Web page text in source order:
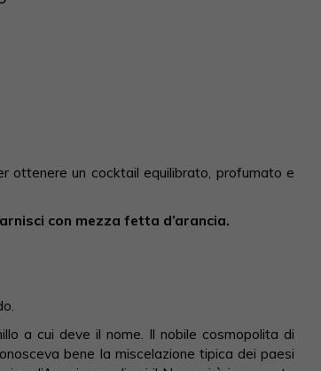
ottenere un cocktail equilibrato, profumato e
con mezza fetta d’arancia.
a cui deve il nome. Il nobile cosmopolita di
bene la miscelazione tipica dei paesi